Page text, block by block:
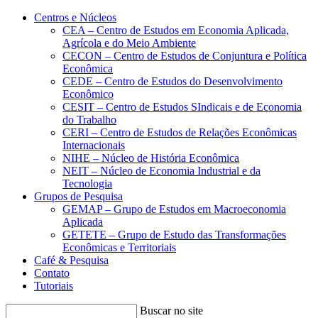
Conteúdo principal Menu principal
Centros e Núcleos
CEA – Centro de Estudos em Economia Aplicada,
Agrícola e do Meio Ambiente
CECON – Centro de Estudos de Conjuntura e Política
Econômica
CEDE – Centro de Estudos do Desenvolvimento
Econômico
CESIT – Centro de Estudos SIndicais e de Economia
do Trabalho
CERI – Centro de Estudos de Relações Econômicas
Internacionais
NIHE – Núcleo de História Econômica
NEIT – Núcleo de Economia Industrial e da
Tecnologia
Grupos de Pesquisa
GEMAP – Grupo de Estudos em Macroeconomia
Aplicada
GETETE – Grupo de Estudo das Transformações
Econômicas e Territoriais
Café & Pesquisa
Contato
Tutoriais
Buscar no site